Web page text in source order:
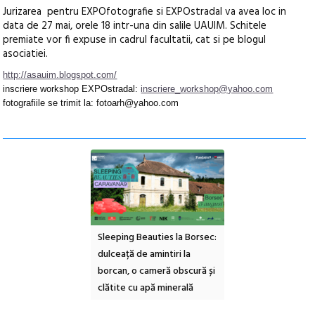
Jurizarea pentru EXPOfotografie si EXPOstradal va avea loc in
data de 27 mai, orele 18 intr-una din salile UAUIM. Schitele
premiate vor fi expuse in cadrul facultatii, cat si pe blogul
asociatiei.
http://asauim.blogspot.com/
inscriere workshop EXPOstradal: inscriere_workshop@yahoo.com
fotografiile se trimit la: fotoarh@yahoo.com
Sleeping Beauties la Borsec:
dulceață de amintiri la
borcan, o cameră obscură și
clătite cu apă minerală